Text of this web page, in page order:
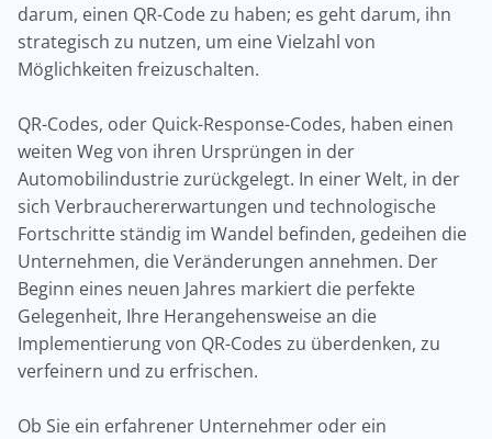
darum, einen QR-Code zu haben; es geht darum, ihn
strategisch zu nutzen, um eine Vielzahl von
Möglichkeiten freizuschalten.
QR-Codes, oder Quick-Response-Codes, haben einen
weiten Weg von ihren Ursprüngen in der
Automobilindustrie zurückgelegt. In einer Welt, in der
sich Verbrauchererwartungen und technologische
Fortschritte ständig im Wandel befinden, gedeihen die
Unternehmen, die Veränderungen annehmen. Der
Beginn eines neuen Jahres markiert die perfekte
Gelegenheit, Ihre Herangehensweise an die
Implementierung von QR-Codes zu überdenken, zu
verfeinern und zu erfrischen.
Ob Sie ein erfahrener Unternehmer oder ein